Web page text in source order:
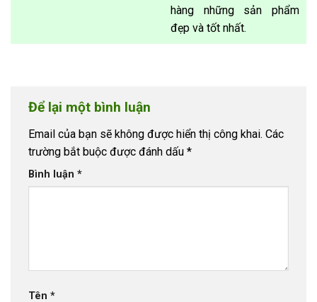
hàng những sản phẩm
đẹp và tốt nhất.
Để lại một bình luận
Email của bạn sẽ không được hiển thị công khai. Các
trường bắt buộc được đánh dấu *
Bình luận *
Tên *